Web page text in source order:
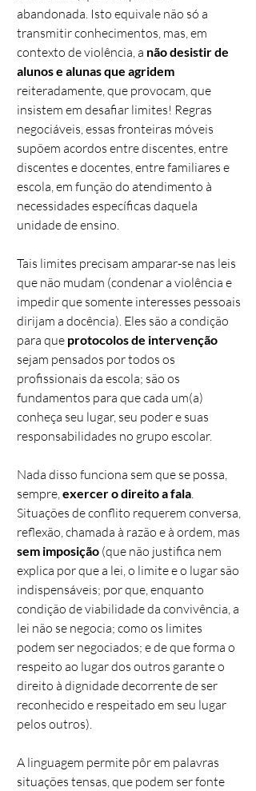
abandonada. Isto equivale não só a
transmitir conhecimentos, mas, em
contexto de violência, a não desistir de
alunos e alunas que agridem
reiteradamente, que provocam, que
insistem em desafiar limites! Regras
negociáveis, essas fronteiras móveis
supõem acordos entre discentes, entre
discentes e docentes, entre familiares e
escola, em função do atendimento à
necessidades específicas daquela
unidade de ensino.
Tais limites precisam amparar-se nas leis
que não mudam (condenar a violência e
impedir que somente interesses pessoais
dirijam a docência). Eles são a condição
para que protocolos de intervenção
sejam pensados por todos os
profissionais da escola; são os
fundamentos para que cada um(a)
conheça seu lugar, seu poder e suas
responsabilidades no grupo escolar.
Nada disso funciona sem que se possa,
sempre,exercer o direito a fala.
Situações de conflito requerem conversa,
reflexão, chamada à razão e à ordem, mas
sem imposição (que não justifica nem
explica por que a lei, o limite e o lugar são
indispensáveis; por que, enquanto
condição de viabilidade da convivência, a
lei não se negocia; como os limites
podem ser negociados; e de que forma o
respeito ao lugar dos outros garante o
direito à dignidade decorrente de ser
reconhecido e respeitado em seu lugar
pelos outros).
A linguagem permite pôr em palavras
situações tensas, que podem ser fonte